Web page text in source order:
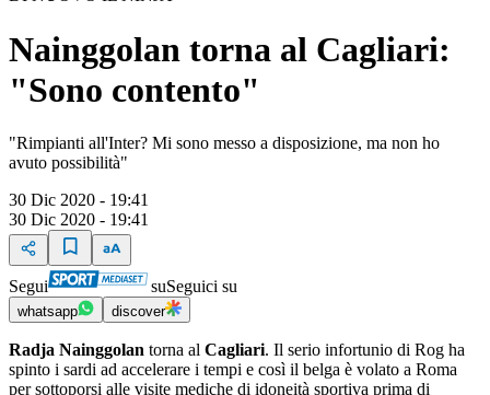
Nainggolan torna al Cagliari:
"Sono contento"
"Rimpianti all'Inter? Mi sono messo a disposizione, ma non ho
avuto possibilità"
30 Dic 2020 - 19:41
30 Dic 2020 - 19:41
Segui suSeguici su
whatsapp discover
Radja Nainggolan torna al Cagliari. Il serio infortunio di Rog ha
spinto i sardi ad accelerare i tempi e così il belga è volato a Roma
per sottoporsi alle visite mediche di idoneità sportiva prima di